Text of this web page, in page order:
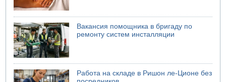
Вакансия помощника в бригаду по
ремонту систем инсталляции
Работа на складе в Ришон ле-Ционе без